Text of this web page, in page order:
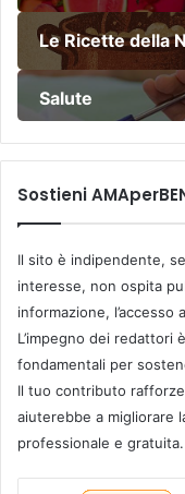
Le Ricette della
Salute
Sostieni
Il sito è indipendente,
interesse, non ospita
informazione,
L’impegno dei redattori
fondamentali per
Il tuo contributo
aiuterebbe a migliorare
professionale e